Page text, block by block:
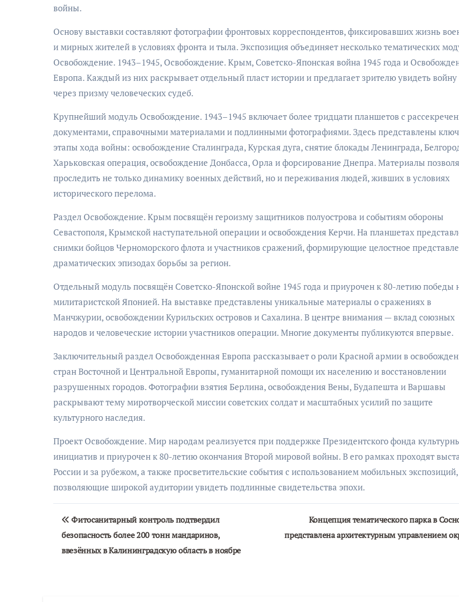
войны.
Основу выставки составляют фотографии фронтовых корреспондентов, фиксировавших жизнь
и мирных жителей в условиях фронта и тыла. Экспозиция объединяет несколько тематических
Освобождение. 1943–1945, Освобождение. Крым, Советско-Японская война 1945 года и
Европа. Каждый из них раскрывает отдельный пласт истории и предлагает зрителю увидеть войну
через призму человеческих судеб.
Крупнейший модуль Освобождение. 1943–1945 включает более тридцати планшетов с
документами, справочными материалами и подлинными фотографиями. Здесь представлены
этапы хода войны: освобождение Сталинграда, Курская дуга, снятие блокады Ленинграда,
Харьковская операция, освобождение Донбасса, Орла и форсирование Днепра. Материалы
проследить не только динамику военных действий, но и переживания людей, живших в условиях
исторического перелома.
Раздел Освобождение. Крым посвящён героизму защитников полуострова и событиям обороны
Севастополя, Крымской наступательной операции и освобождения Керчи. На планшетах
снимки бойцов Черноморского флота и участников сражений, формирующие целостное
драматических эпизодах борьбы за регион.
Отдельный модуль посвящён Советско-Японской войне 1945 года и приурочен к 80-летию победы
милитаристской Японией. На выставке представлены уникальные материалы о сражениях в
Манчжурии, освобождении Курильских островов и Сахалина. В центре внимания — вклад союзных
народов и человеческие истории участников операции. Многие документы публикуются впервые.
Заключительный раздел Освобожденная Европа рассказывает о роли Красной армии в
стран Восточной и Центральной Европы, гуманитарной помощи их населению и восстановлении
разрушенных городов. Фотографии взятия Берлина, освобождения Вены, Будапешта и Варшавы
раскрывают тему миротворческой миссии советских солдат и масштабных усилий по защите
культурного наследия.
Проект Освобождение. Мир народам реализуется при поддержке Президентского фонда
инициатив и приурочен к 80-летию окончания Второй мировой войны. В его рамках проходят
России и за рубежом, а также просветительские события с использованием мобильных экспозиций,
позволяющие широкой аудитории увидеть подлинные свидетельства эпохи.
Навигация
по
записям
Фитосанитарный контроль подтвердил
безопасность более 200 тонн мандаринов,
ввезённых в Калининградскую область в ноябре
Концепция тематического парка в
представлена архитектурным управлением